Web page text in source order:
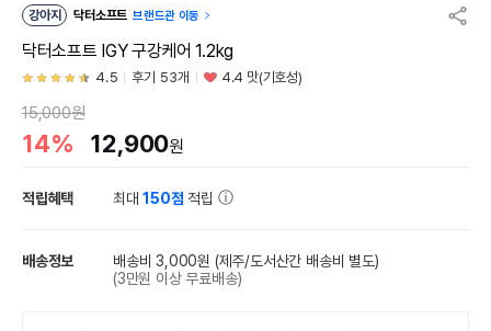
강아지 닥터소프트 브랜드관 이동
닥터소프트 IGY 구강케어 1.2kg
4.5 후기 53개 4.4 맛(기호성)
15,000원
14% 12,900원
적립혜택 최대150점 적립
배송정보 배송비 3,000원 (제주/도서산간 배송비 별도)
(3만원 이상 무료배송)